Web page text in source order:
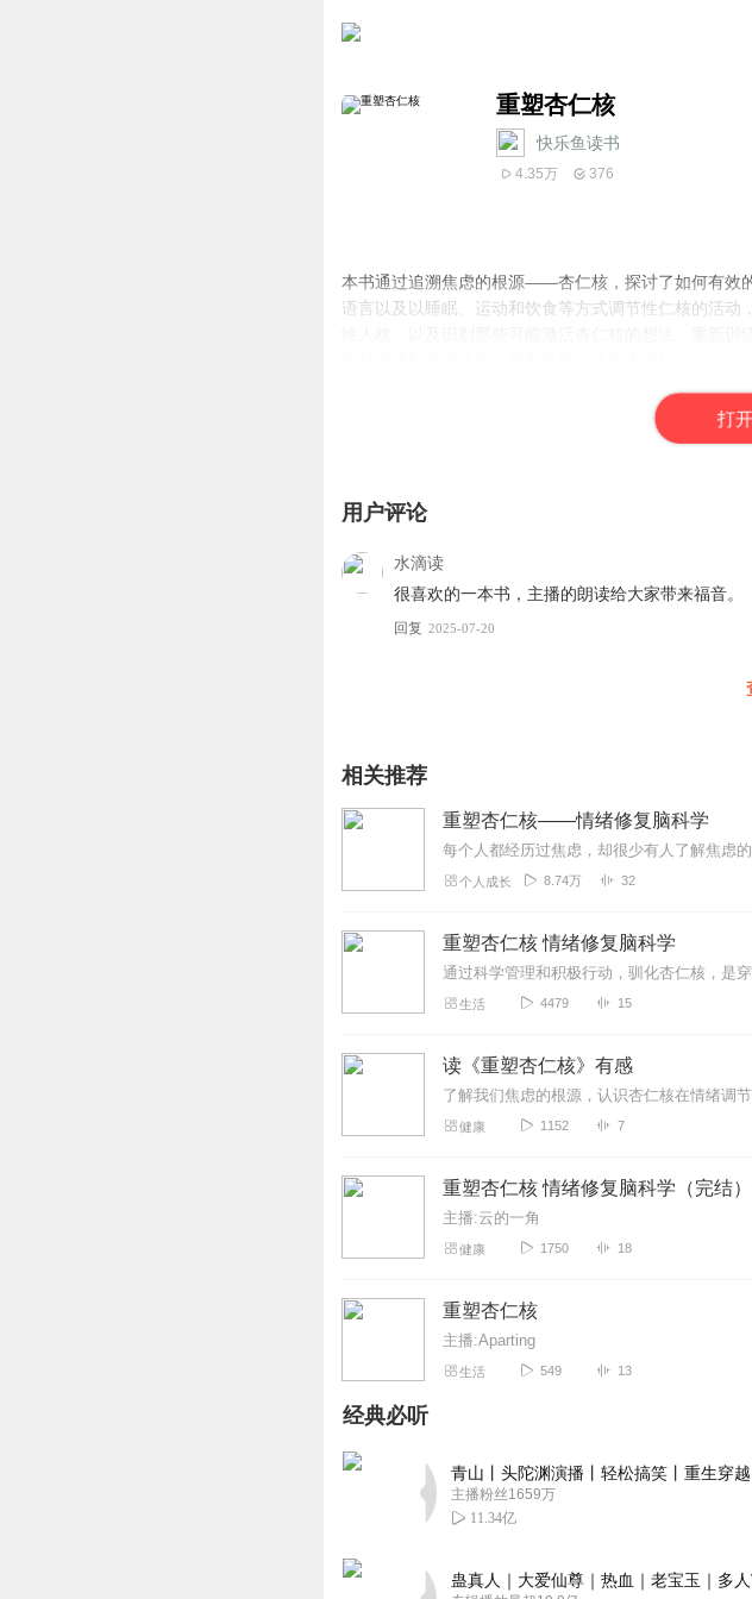
重塑杏仁核
快乐鱼读书
4.35万 376
本书通过追溯焦虑的根源——杏仁核，探讨了如何有效
语言以及以睡眠、运动和饮食等方式调节性仁核的活
打开
用户评论
水滴读
很喜欢的一本书，主播的朗读给大家带来福音。
回复 2025-07-20
相关推荐
重塑杏仁核——情绪修复脑科学
个人成长 8.74万 32
重塑杏仁核 情绪修复脑科学
生活 4479 15
读《重塑杏仁核》有感
了解我们焦虑的根源，认识杏仁核在情绪调
健康 1152 7
重塑杏仁核 情绪修复脑科学（完结）
主播:云的一角
健康 1750 18
重塑杏仁核
主播:Aparting
生活 549 13
经典必听
青山丨头陀渊演播丨轻松搞笑丨重生穿
主播粉丝1659万
11.34亿
蛊真人｜大爱仙尊｜热血｜老宝玉｜多